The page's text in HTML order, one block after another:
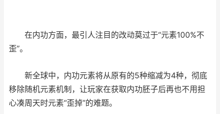
在内功方面，最引人注目的改动莫过于“元素100%不
歪”。
新全球中，内功元素将从原有的5种缩减为4种，彻底
移除随机元素机制，让玩家在获取内功胚子后再也不用担
心凑周天时元素“歪掉”的难题。